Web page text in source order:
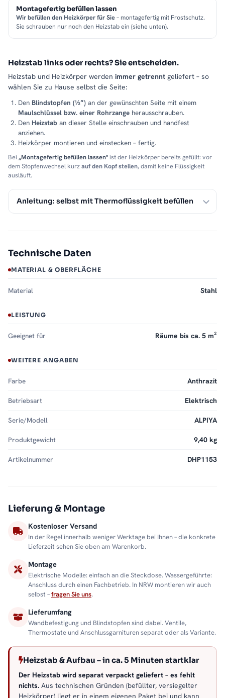
Montagefertig befüllen lassen
Wir befüllen den Heizkörper für Sie– montagefertig mit Frostschutz.
Sie schrauben nur noch den Heizstab ein (siehe unten).
Heizstab links oder rechts? Sie entscheiden.
Heizstab und Heizkörper werden immer getrennt geliefert – so
wählen Sie zu Hause selbst die Seite:
Den Blindstopfen (½″) an der gewünschten Seite mit einem
Maulschlüssel bzw. einer Rohrzange herausschrauben.
Den Heizstab an dieser Stelle einschrauben und handfest
anziehen.
Heizkörper montieren und einstecken – fertig.
Bei „Montagefertig befüllen lassen"ist der Heizkörper bereits gefüllt: vor
dem Stopfenwechsel kurzauf den Kopf stellen, damit keine Flüssigkeit
ausläuft.
Anleitung: selbst mit Thermoflüssigkeit befüllen
Technische Daten
MATERIAL & OBERFLÄCHE
Material Stahl
LEISTUNG
Geeignet für Räume bis ca. 5 m²
WEITERE ANGABEN
Farbe Anthrazit
Betriebsart Elektrisch
Serie/Modell ALPIYA
Produktgewicht 9,40 kg
Artikelnummer DHP1153
Lieferung & Montage
Kostenloser Versand
In der Regel innerhalb weniger Werktage bei Ihnen – die konkrete
Lieferzeit sehen Sie oben am Warenkorb.
Montage
Elektrische Modelle: einfach an die Steckdose. Wassergeführte:
Anschluss durch einen Fachbetrieb. In NRW montieren wir auch
selbst –fragen Sie uns.
Lieferumfang
Wandbefestigung und Blindstopfen sind dabei. Ventile,
Thermostate und Anschlussgarnituren separat oder als Variante.
Heizstab & Aufbau – in ca. 5 Minuten startklar
Der Heizstab wird separat verpackt geliefert – es fehlt
nichts. Aus technischen Gründen (befüllter, versiegelter
Heizkörper) liegt er in einem eigenen Paket bei und kann